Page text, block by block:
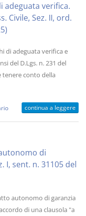
adeguata verifica.
Civile, Sez. II, ord.
di adeguata verifica e
del D.Lgs. n. 231 del
tenere conto della
continua a leggere
di
I, sent. n. 31105 del
autonomo di garanzia
di una clausola "a